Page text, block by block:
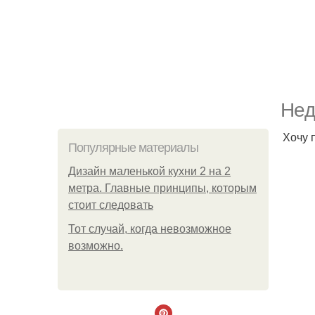
Популярные материалы
Дизайн маленькой кухни 2 на 2
метра. Главные принципы, которым
стоит следовать
Тот случай, когда невозможное
возможно.
Хочу